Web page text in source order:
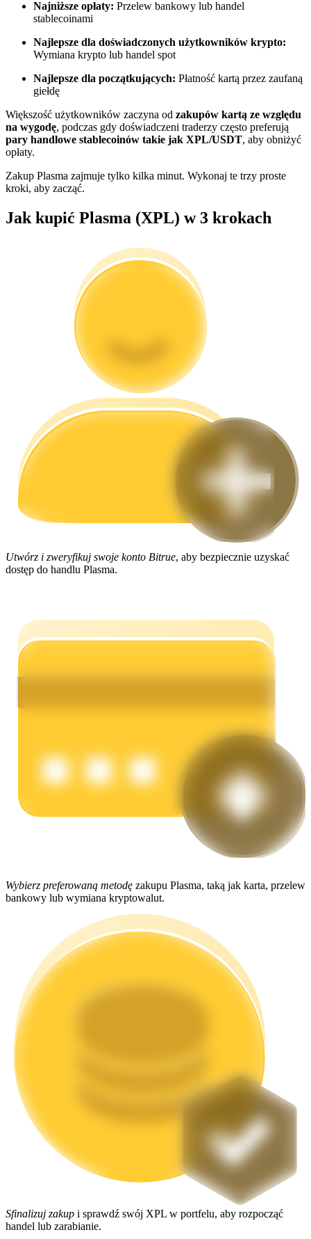
Zostań traderem kopiującym
Ciesz się podziałem zysków i prowizjami z kopiowania
transakcji
Informacja
Analiza Big Data, w tym informacje handlowe itp.
Przewodnik
Przewodnik dla początkujących dotyczący kontraktów futures
Strategie handlowe
Codziennie zdobywaj konkurencyjne nagrody
Stawianie
Wysokie zyski i natychmiastowy dostęp
Launchpool
Elastyczne stawianie zakładów, aby zarabiać na popularnych
Najniższe opłaty: Przelew bankowy lub handel
stablecoinami
Najlepsze dla doświadczonych użytkowników krypto:
Wymiana krypto lub handel spot
Najlepsze dla początkujących: Płatność kartą przez zaufaną
giełdę
Większość użytkowników zaczyna od zakupów kartą ze względu
na wygodę, podczas gdy doświadczeni traderzy często preferują
pary handlowe stablecoinów takie jak XPL/USDT, aby obniżyć
opłaty.
Zakup Plasma zajmuje tylko kilka minut. Wykonaj te trzy proste
kroki, aby zacząć.
Jak kupić Plasma (XPL) w 3 krokach
Utwórz i zweryfikuj swoje konto Bitrue, aby bezpiecznie uzyskać
dostęp do handlu Plasma.
Wybierz preferowaną metodę zakupu Plasma, taką jak karta, przelew
bankowy lub wymiana kryptowalut.
Sfinalizuj zakup i sprawdź swój XPL w portfelu, aby rozpocząć
handel lub zarabianie.